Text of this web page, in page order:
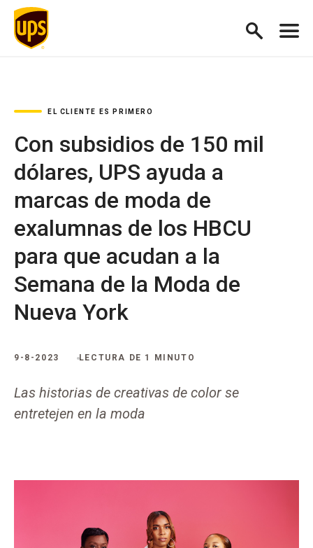
EL CLIENTE ES PRIMERO
Con subsidios de 150 mil
dólares, UPS ayuda a
marcas de moda de
exalumnas de los HBCU
para que acudan a la
Semana de la Moda de
Nueva York
9-8-2023 LECTURA DE 1 MINUTO
Las historias de creativas de color se
entretejen en la moda